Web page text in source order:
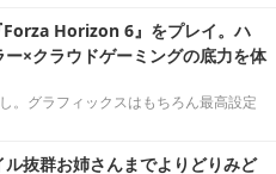
Horizon 6』をプレイ。ハ
×クラウドゲーミングの底力を体
。グラフィックスはもちろん最高設定
抜群お姉さんまでよりどりみど